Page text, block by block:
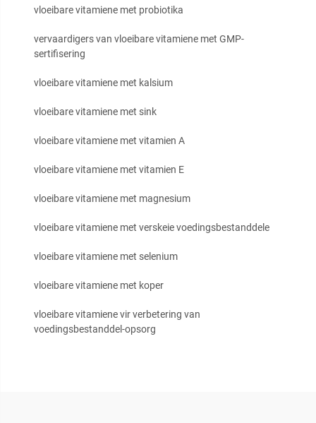
vloeibare vitamiene met probiotika
vervaardigers van vloeibare vitamiene met GMP-
sertifisering
vloeibare vitamiene met kalsium
vloeibare vitamiene met sink
vloeibare vitamiene met vitamien A
vloeibare vitamiene met vitamien E
vloeibare vitamiene met magnesium
vloeibare vitamiene met verskeie voedingsbestanddele
vloeibare vitamiene met selenium
vloeibare vitamiene met koper
vloeibare vitamiene vir verbetering van
voedingsbestanddel-opsorg